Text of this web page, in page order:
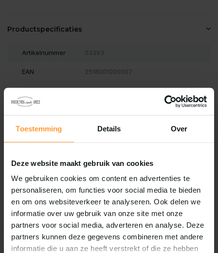
Toestemming Details Over
Deze website maakt gebruik van cookies
We gebruiken cookies om content en advertenties te
personaliseren, om functies voor social media te bieden
en om ons websiteverkeer te analyseren. Ook delen we
informatie over uw gebruik van onze site met onze
partners voor social media, adverteren en analyse. Deze
partners kunnen deze gegevens combineren met andere
informatie die u aan ze heeft verstrekt of die ze hebben
Productspecificaties
Artikelnummer 03393
EAN 2518001000007
Vergelijk
Er zijn nog geen reviews geschreven over dit product..
Schrijf je eigen review
Recent bekeken